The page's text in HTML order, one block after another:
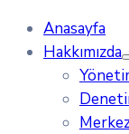
Anasayfa
Hakkımızda